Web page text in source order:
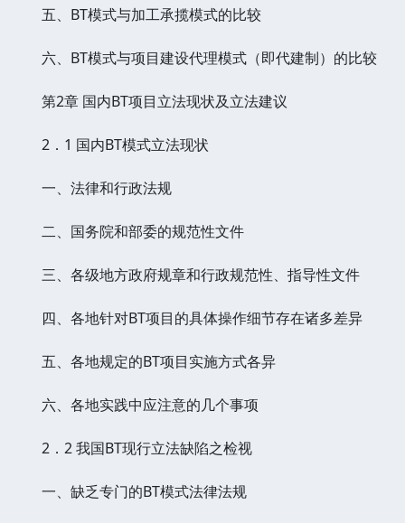
五、BT模式与加工承揽模式的比较
六、BT模式与项目建设代理模式（即代建制）的比较
第2章 国内BT项目立法现状及立法建议
2．1 国内BT模式立法现状
一、法律和行政法规
二、国务院和部委的规范性文件
三、各级地方政府规章和行政规范性、指导性文件
四、各地针对BT项目的具体操作细节存在诸多差异
五、各地规定的BT项目实施方式各异
六、各地实践中应注意的几个事项
2．2 我国BT现行立法缺陷之检视
一、缺乏专门的BT模式法律法规